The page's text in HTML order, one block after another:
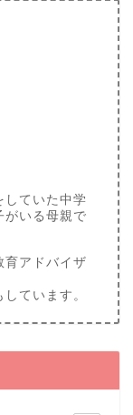
していた中学
がいる母親で
育アドバイザ
ています。